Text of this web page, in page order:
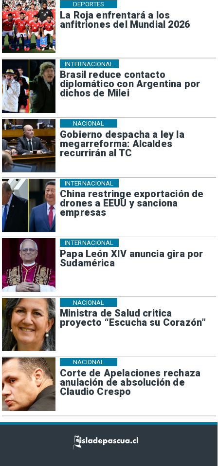
La Roja enfrentará a los
anfitriones del Mundial 2026
DEPORTES
Brasil reduce contacto
diplomático con Argentina por
dichos de Milei
INTERNACIONAL
Gobierno despacha a ley la
megarreforma: Alcaldes
recurrirán al TC
NACIONAL
China restringe exportación de
drones a EEUU y sanciona
empresas
INTERNACIONAL
Papa León XIV anuncia gira por
Sudamérica
INTERNACIONAL
Ministra de Salud critica
proyecto “Escucha su Corazón”
NACIONAL
Corte de Apelaciones rechaza
anulación de absolución de
Claudio Crespo
NACIONAL